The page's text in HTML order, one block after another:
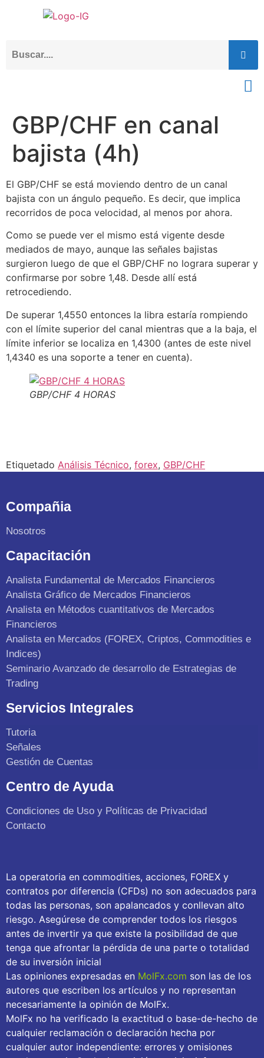
GBP/CHF en canal
bajista (4h)
El GBP/CHF se está moviendo dentro de un canal
bajista con un ángulo pequeño. Es decir, que implica
recorridos de poca velocidad, al menos por ahora.
Como se puede ver el mismo está vigente desde
mediados de mayo, aunque las señales bajistas
surgieron luego de que el GBP/CHF no lograra superar y
confirmarse por sobre 1,48. Desde allí está
retrocediendo.
De superar 1,4550 entonces la libra estaría rompiendo
con el límite superior del canal mientras que a la baja, el
límite inferior se localiza en 1,4300 (antes de este nivel
1,4340 es una soporte a tener en cuenta).
GBP/CHF 4 HORAS
Etiquetado Análisis Técnico, forex, GBP/CHF
Compañia
Nosotros
Capacitación
Analista Fundamental de Mercados Financieros
Analista Gráfico de Mercados Financieros
Analista en Métodos cuantitativos de Mercados
Financieros
Analista en Mercados (FOREX, Criptos, Commodities e
Indices)
Seminario Avanzado de desarrollo de Estrategias de
Trading
Servicios Integrales
Tutoria
Señales
Gestión de Cuentas
Centro de Ayuda
Condiciones de Uso y Políticas de Privacidad
Contacto
La operatoria en commodities, acciones, FOREX y
contratos por diferencia (CFDs) no son adecuados para
todas las personas, son apalancados y conllevan alto
riesgo. Asegúrese de comprender todos los riesgos
antes de invertir ya que existe la posibilidad de que
tenga que afrontar la pérdida de una parte o totalidad
de su inversión inicial
Las opiniones expresadas en MolFx.com son las de los
autores que escriben los artículos y no representan
necesariamente la opinión de MolFx.
MolFx no ha verificado la exactitud o base-de-hecho de
cualquier reclamación o declaración hecha por
cualquier autor independiente: errores y omisiones